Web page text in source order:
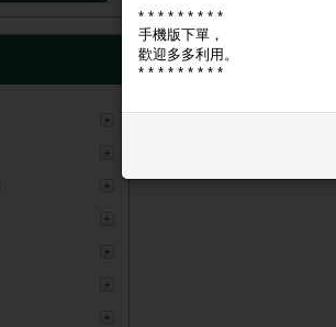
* * * * * * * * *
手機版下單，
歡迎多多利用。
* * * * * * * * *